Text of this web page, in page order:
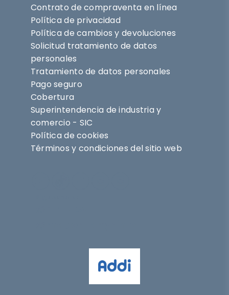
Contrato de compraventa en línea
Política de privacidad
Política de cambios y devoluciones
Solicitud tratamiento de datos
personales
Tratamiento de datos personales
Pago seguro
Cobertura
Superintendencia de industria y
comercio - SIC
Política de cookies
Términos y condiciones del sitio web